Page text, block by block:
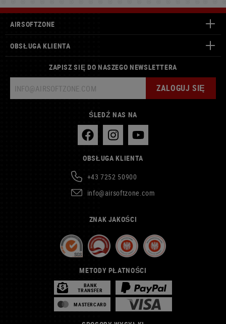
AIRSOFTZONE
OBSŁUGA KLIENTA
ZAPISZ SIĘ DO NASZEGO NEWSLETTERA
ZALOGUJ SIĘ
ŚLEDŹ NAS NA
OBSŁUGA KLIENTA
+43 7252 50900
info@airsoftzone.com
ZNAK JAKOŚCI
METODY PŁATNOŚCI
BANK
TRANSFER
MASTERCARD